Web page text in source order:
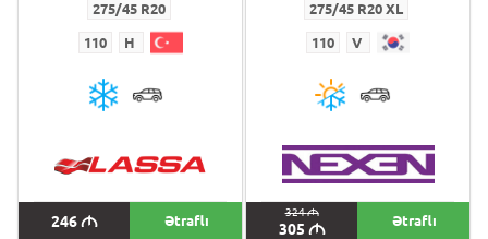
275/45 R20
110 H
246M Ətraflı
275/45 R20 XL
110 V
324M
305 M Ətraflı